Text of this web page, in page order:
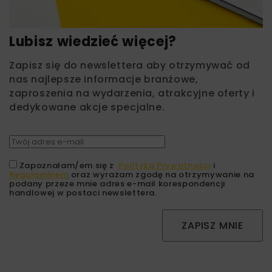
Lubisz wiedzieć więcej?
Zapisz się do newslettera aby otrzymywać od
nas najlepsze informacje branżowe,
zaproszenia na wydarzenia, atrakcyjne oferty i
dedykowane akcje specjalne.
Zapoznałam/em się z Polityką Prywatności i
Regulaminem oraz wyrażam zgodę na otrzymywanie na
podany przeze mnie adres e-mail korespondencji
handlowej w postaci newslettera.
ZAPISZ MNIE